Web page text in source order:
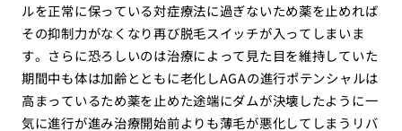
ルを正常に保っている対症療法に過ぎないため薬を止めれば
その抑制力がなくなり再び脱毛スイッチが入ってしまいま
す。さらに恐ろしいのは治療によって見た目を維持していた
期間中も体は加齢とともに老化しAGAの進行ポテンシャルは
高まっているため薬を止めた途端にダムが決壊したように一
気に進行が進み治療開始前よりも薄毛が悪化してしまうリバ